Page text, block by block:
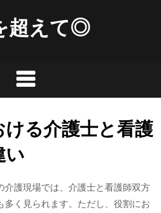
超えて◎
る介護士と看護
い
介護現場では、介護士と看護師双方
多く見られます。ただし、役割にお